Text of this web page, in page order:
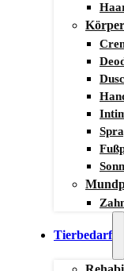
Körper
Tierbedarf